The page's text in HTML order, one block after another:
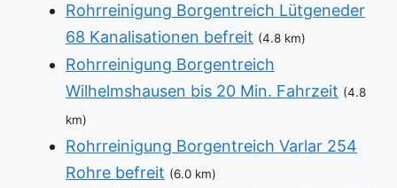
Rohrreinigung Borgentreich Lütgeneder
68 Kanalisationen befreit (4.8 km)
Rohrreinigung Borgentreich
Wilhelmshausen bis 20 Min. Fahrzeit (4.8
km)
Rohrreinigung Borgentreich Varlar 254
Rohre befreit (6.0 km)